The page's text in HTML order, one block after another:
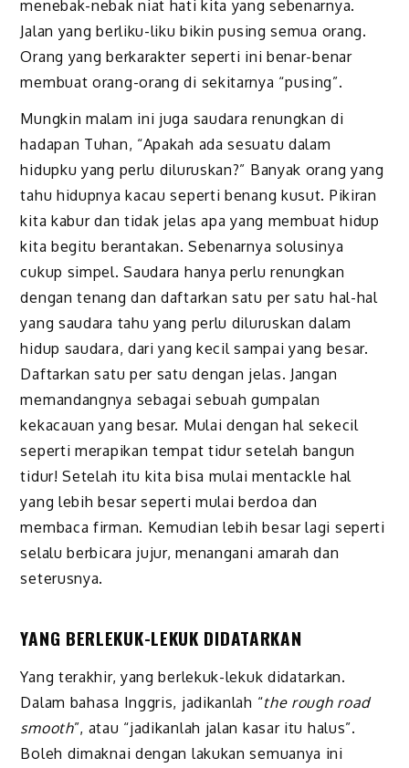
menebak-nebak niat hati kita yang sebenarnya.
Jalan yang berliku-liku bikin pusing semua orang.
Orang yang berkarakter seperti ini benar-benar
membuat orang-orang di sekitarnya “pusing”.
Mungkin malam ini juga saudara renungkan di
hadapan Tuhan, “Apakah ada sesuatu dalam
hidupku yang perlu diluruskan?” Banyak orang yang
tahu hidupnya kacau seperti benang kusut. Pikiran
kita kabur dan tidak jelas apa yang membuat hidup
kita begitu berantakan. Sebenarnya solusinya
cukup simpel. Saudara hanya perlu renungkan
dengan tenang dan daftarkan satu per satu hal-hal
yang saudara tahu yang perlu diluruskan dalam
hidup saudara, dari yang kecil sampai yang besar.
Daftarkan satu per satu dengan jelas. Jangan
memandangnya sebagai sebuah gumpalan
kekacauan yang besar. Mulai dengan hal sekecil
seperti merapikan tempat tidur setelah bangun
tidur! Setelah itu kita bisa mulai mentackle hal
yang lebih besar seperti mulai berdoa dan
membaca firman. Kemudian lebih besar lagi seperti
selalu berbicara jujur, menangani amarah dan
seterusnya.
YANG BERLEKUK-LEKUK DIDATARKAN
Yang terakhir, yang berlekuk-lekuk didatarkan.
Dalam bahasa Inggris, jadikanlah “the rough road
smooth”, atau “jadikanlah jalan kasar itu halus”.
Boleh dimaknai dengan lakukan semuanya ini